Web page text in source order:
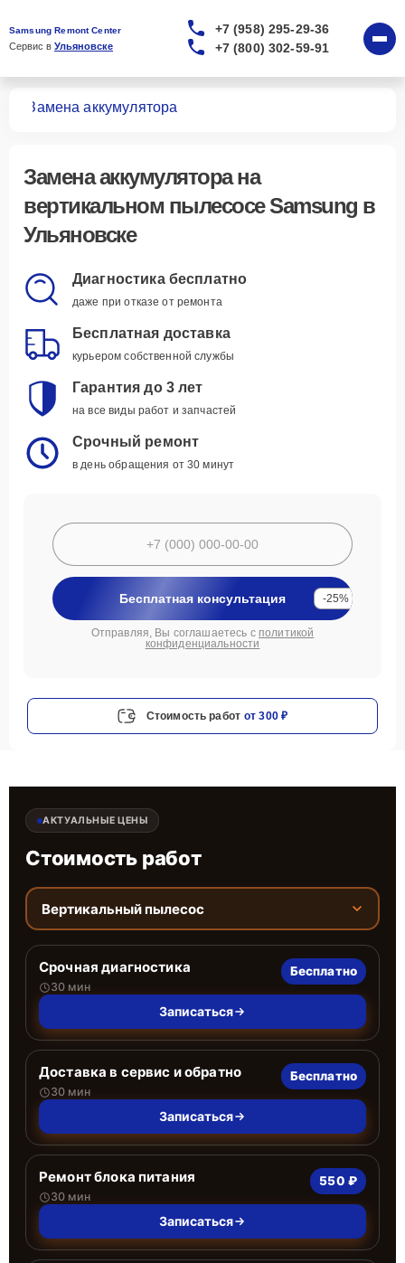
Samsung Remont Center
Сервис в Ульяновске
+7 (958) 295-29-36
+7 (800) 302-59-91
Замена аккумулятора
Замена аккумуляторана
вертикальном пылесосе Samsung в
Ульяновске
Диагностика бесплатно
даже при отказе от ремонта
Бесплатная доставка
курьером собственной службы
Гарантия до 3 лет
на все виды работ и запчастей
Срочный ремонт
в день обращения от 30 минут
Бесплатная консультация -25%
Отправляя, Вы соглашаетесь с политикой
конфиденциальности
Стоимость работ от 300 ₽
АКТУАЛЬНЫЕ ЦЕНЫ
Стоимость работ
Вертикальный пылесос
Срочная диагностика
30 мин
Бесплатно
Записаться
Доставка в сервис и обратно
30 мин
Бесплатно
Записаться
Ремонт блока питания
30 мин
550 ₽
Записаться